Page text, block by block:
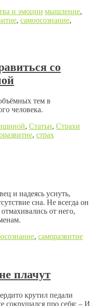
и эмоции мышление,
, самоосознание,
со
тем в
человека.
, Статьи, Страхи
, страх
и надеясь уснуть,
сна. Не всегда он
от него,
, саморазвитие
плачут
крутил педали
сокрушался про себя: – И